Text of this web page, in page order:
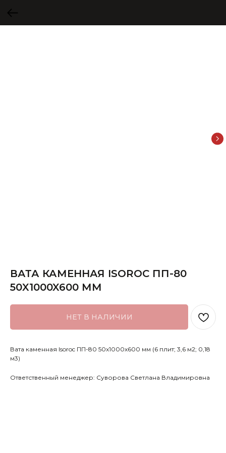
ВАТА КАМЕННАЯ ISOROC ПП-80
50X1000X600 ММ
НЕТ В НАЛИЧИИ
Вата каменная Isoroc ПП-80 50x1000x600 мм (6 плит; 3,6 м2; 0,18
м3)
Ответственный менеджер: Суворова Светлана Владимировна